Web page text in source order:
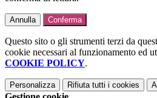
Annulla Conferma
Questo sito o gli strumenti terzi da
cookie necessari al funzionamento ed
COOKIE POLICY.
Personalizza Rifiuta tutti i cookies